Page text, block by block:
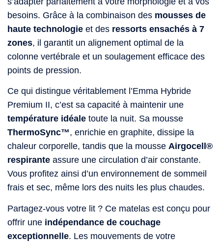
besoins. Grâce à la combinaison des mousses de
haute technologie et des ressorts ensachés à 7
zones, il garantit un alignement optimal de la
colonne vertébrale et un soulagement efficace des
points de pression.
Ce qui distingue véritablement l’Emma Hybride
Premium II, c’est sa capacité à maintenir une
température idéale toute la nuit. Sa mousse
ThermoSync™, enrichie en graphite, dissipe la
chaleur corporelle, tandis que la mousse Airgocell®
respirante assure une circulation d’air constante.
Vous profitez ainsi d’un environnement de sommeil
frais et sec, même lors des nuits les plus chaudes.
Partagez-vous votre lit ? Ce matelas est conçu pour
offrir une indépendance de couchage
exceptionnelle. Les mouvements de votre